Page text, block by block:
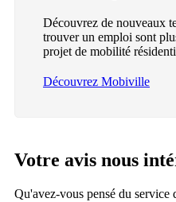
Découvrez de nouveaux
trouver un emploi sont
projet de mobilité
Découvrez Mobiville
Votre avis nous
Qu'avez-vous pensé du service